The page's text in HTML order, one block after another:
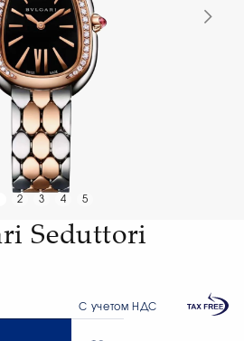
2 3 4 5
Seduttori
С учетом НДС